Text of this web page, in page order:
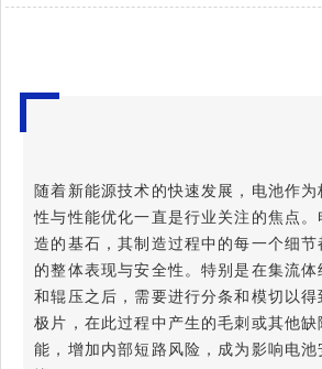
随着新能源技术的快速发展，电池作
性与性能优化一直是行业关注的焦点
造的基石，其制造过程中的每一个细
的整体表现与安全性。特别是在集流
和辊压之后，需要进行分条和模切以
极片，在此过程中产生的毛刺或其他
能，增加内部短路风险，成为影响电